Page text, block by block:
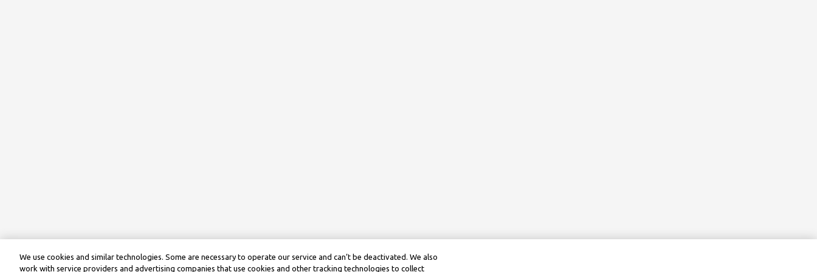
We use cookies and similar technologies. Some are necessary to operate our service and can’t be deactivated. We also
work with service providers and advertising companies that use cookies and other tracking technologies to collect